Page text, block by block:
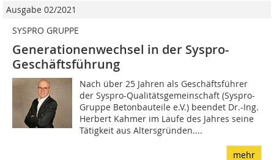
Ausgabe 02/2021
SYSPRO GRUPPE
Generationenwechsel in der Syspro-
Geschäftsführung
Nach über 25 Jahren als Geschäftsführer
der Syspro-Qualitätsgemeinschaft (Syspro-
Gruppe Betonbauteile e.V.) beendet Dr.-Ing.
Herbert Kahmer im Laufe des Jahres seine
Tätigkeit aus Altersgründen....
mehr